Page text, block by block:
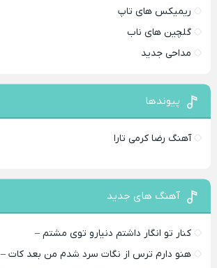
ریمیکس های تاپ
گلچین های ناب
مداحی جدید
پیوندها
آهنگ رضا کرمی تارا
آهنگ های جدید
کنار تو انگار داشتم دنیارو توی مشتم –
هنو دارم ترس از نگات سرد شدم من بعد کات –